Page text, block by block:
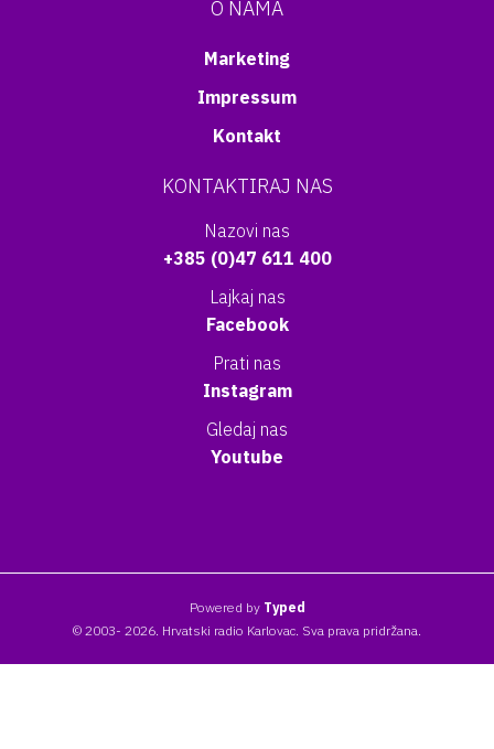
O NAMA
Marketing
Impressum
Kontakt
KONTAKTIRAJ NAS
Nazovi nas
+385 (0)47 611 400
Lajkaj nas
Facebook
Prati nas
Instagram
Gledaj nas
Youtube
Powered by Typed
© 2003- 2026. Hrvatski radio Karlovac. Sva prava pridržana.